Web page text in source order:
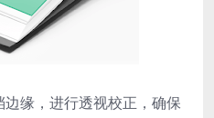
缘，进行透视校正，确保